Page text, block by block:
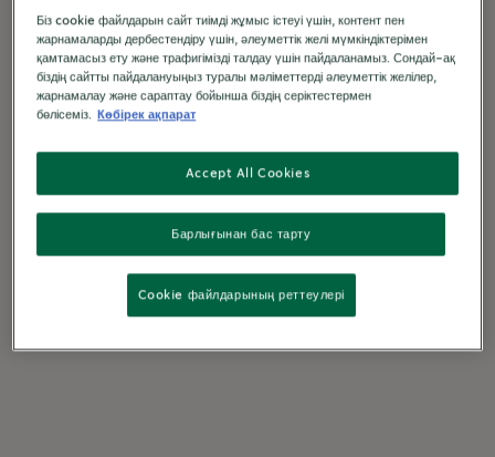
Ванильный латте
3 Mins
Біз cookie файлдарын сайт тиімді жұмыс істеуі үшін, контент пен
жарнамаларды дербестендіру үшін, әлеуметтік желі мүмкіндіктерімен
қамтамасыз ету және трафигімізді талдау үшін пайдаланамыз. Сондай-ақ
біздің сайтты пайдалануыңыз туралы мәліметтерді әлеуметтік желілер,
жарнамалау және сараптау бойынша біздің серіктестермен
бөлісеміз.
Көбірек ақпарат
Барлығынан бас тарту
Accept All Cookies
Cookie файлдарының реттеулері